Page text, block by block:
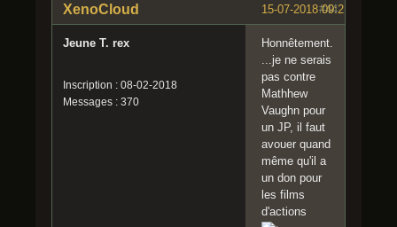
#44
15-07-2018 09:21:41
XenoCloud
Jeune T. rex
Inscription : 08-02-2018
Messages : 370
Honnêtement.
...je ne serais
pas contre
Mathhew
Vaughn pour
un JP, il faut
avouer quand
même qu'il a
un don pour
les films
d'actions